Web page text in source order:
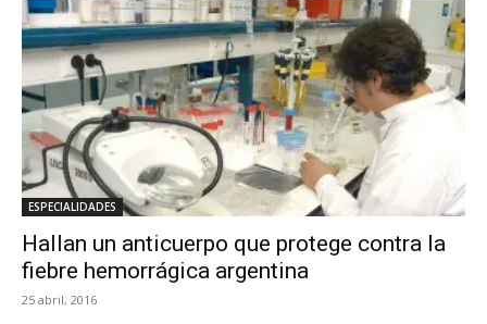
ESPECIALIDADES
Hallan un anticuerpo que protege contra la
fiebre hemorrágica argentina
25 abril, 2016